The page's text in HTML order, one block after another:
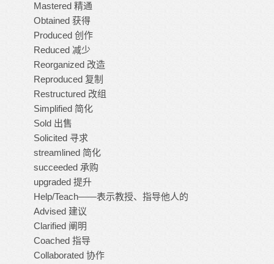
Mastered 精通
Obtained 获得
Produced 创作
Reduced 减少
Reorganized 改造
Reproduced 复制
Restructured 改组
Simplified 简化
Sold 出售
Solicited 寻求
streamlined 简化
succeeded 承购
upgraded 提升
Help/Teach——表示教授、指导他人的
Advised 建议
Clarified 阐明
Coached 指导
Collaborated 协作